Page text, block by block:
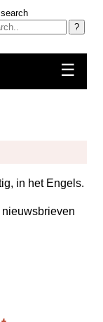
?
☰
in het Engels.